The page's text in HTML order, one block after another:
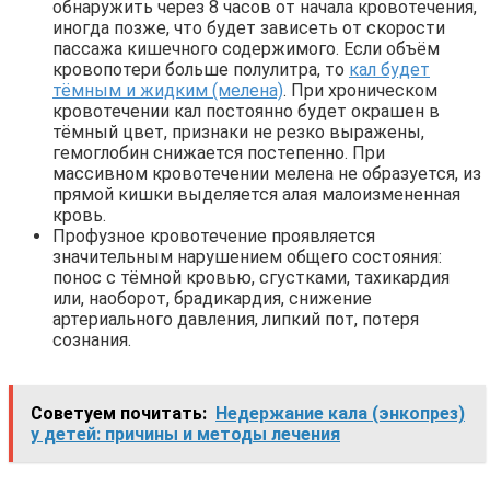
обнаружить через 8 часов от начала кровотечения,
иногда позже, что будет зависеть от скорости
пассажа кишечного содержимого. Если объём
кровопотери больше полулитра, то кал будет
тёмным и жидким (мелена). При хроническом
кровотечении кал постоянно будет окрашен в
тёмный цвет, признаки не резко выражены,
гемоглобин снижается постепенно. При
массивном кровотечении мелена не образуется, из
прямой кишки выделяется алая малоизмененная
кровь.
Профузное кровотечение проявляется
значительным нарушением общего состояния:
понос с тёмной кровью, сгустками, тахикардия
или, наоборот, брадикардия, снижение
артериального давления, липкий пот, потеря
сознания.
Советуем почитать: Недержание кала (энкопрез)
у детей: причины и методы лечения